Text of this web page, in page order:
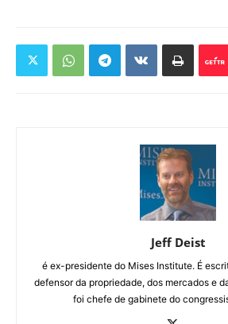
Jeff Deist
é ex-presidente do Mises Institute. É
defensor da propriedade, dos mercados e
foi chefe de gabinete do